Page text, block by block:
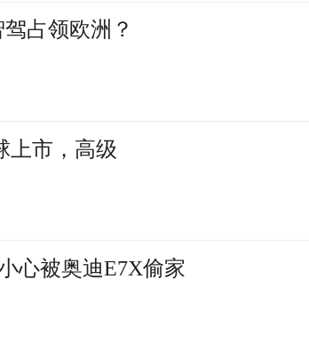
占领欧洲？
上市，高级
心被奥迪E7X偷家